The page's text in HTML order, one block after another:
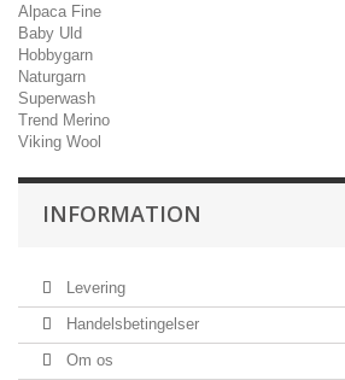
Alpaca Fine
Baby Uld
Hobbygarn
Naturgarn
Superwash
Trend Merino
Viking Wool
INFORMATION
Levering
Handelsbetingelser
Om os